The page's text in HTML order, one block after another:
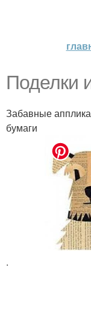
Поделки
Забавные
бумаги
.